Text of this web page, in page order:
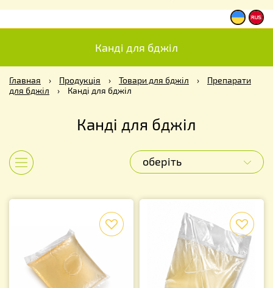
Канді для бджіл
Главная › Продукція › Товари для бджіл ›
Препарати
для бджіл
› Канді для бджіл
Канді для бджіл
оберіть